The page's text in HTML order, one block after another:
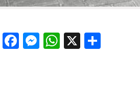
Facebook
Messenger
WhatsApp
X